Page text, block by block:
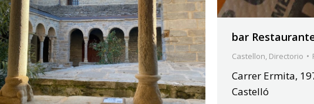
bar
Castellon, Directorio
Carrer Ermita,
Castelló